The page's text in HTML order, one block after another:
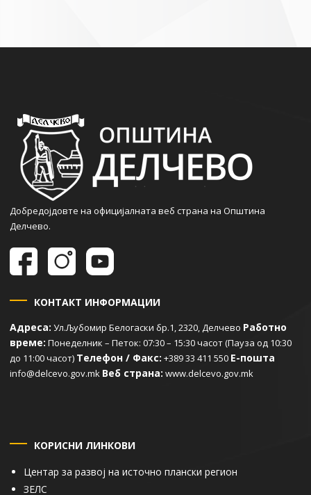
Добредојдовте на официјалната веб страна на Општина
Делчево.
КОНТАКТ ИНФОРМАЦИИ
Адреса: Ул.Љубомир Белогаски бр.1, 2320, Делчево Работно
време: Понеделник – Петок: 07:30 – 15:30 часот (Пауза од 10:30
до 11:00 часот) Телефон / Факс: +389 33 411 550 Е-пошта
info@delcevo.gov.mk Веб страна: www.delcevo.gov.mk
КОРИСНИ ЛИНКОВИ
Центар за развој на источно плански регион
ЗЕЛС